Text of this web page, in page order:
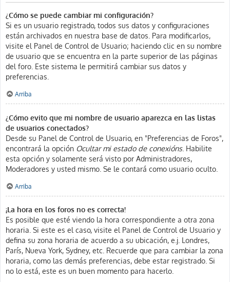
¿Cómo se puede cambiar mi configuración?
Si es un usuario registrado, todos sus datos y configuraciones
están archivados en nuestra base de datos. Para modificarlos,
visite el Panel de Control de Usuario; haciendo clic en su nombre
de usuario que se encuentra en la parte superior de las páginas
del foro. Este sistema le permitirá cambiar sus datos y
preferencias.
Arriba
¿Cómo evito que mi nombre de usuario aparezca en las listas
de usuarios conectados?
Desde su Panel de Control de Usuario, en "Preferencias de Foros",
encontrará la opción Ocultar mi estado de conexións. Habilite
esta opción y solamente será visto por Administradores,
Moderadores y usted mismo. Se le contará como usuario oculto.
Arriba
¡La hora en los foros no es correcta!
Es posible que esté viendo la hora correspondiente a otra zona
horaria. Si este es el caso, visite el Panel de Control de Usuario y
defina su zona horaria de acuerdo a su ubicación, e.j. Londres,
París, Nueva York, Sydney, etc. Recuerde que para cambiar la zona
horaria, como las demás preferencias, debe estar registrado. Si
no lo está, este es un buen momento para hacerlo.